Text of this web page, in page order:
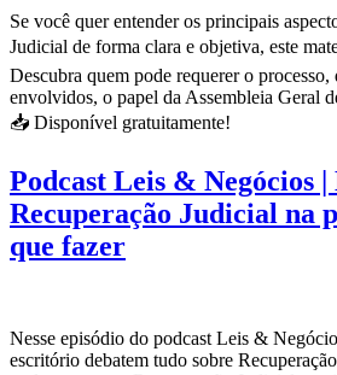
Se você quer entender os principais
Judicial de forma clara e objetiva, este
Descubra quem pode requerer o processo,
envolvidos, o papel da Assembleia Geral
📥 Disponível gratuitamente!
Podcast Leis & Negócios |
Recuperação Judicial na
que fazer
Nesse episódio do podcast Leis &
escritório debatem tudo sobre